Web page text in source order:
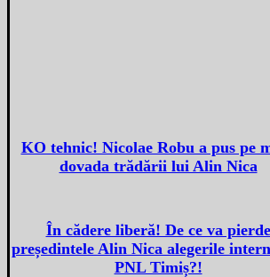
KO tehnic! Nicolae Robu a pus pe
dovada trădării lui Alin Nica
În cădere liberă! De ce va pierde
președintele Alin Nica alegerile
PNL Timiș?!